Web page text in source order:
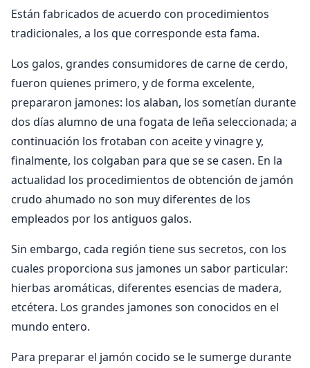
Están fabricados de acuerdo con procedimientos
tradicionales, a los que corresponde esta fama.
Los galos, grandes consumidores de carne de cerdo,
fueron quienes primero, y de forma excelente,
prepararon jamones: los alaban, los sometían durante
dos días alumno de una fogata de leña seleccionada; a
continuación los frotaban con aceite y vinagre y,
finalmente, los colgaban para que se se casen. En la
actualidad los procedimientos de obtención de jamón
crudo ahumado no son muy diferentes de los
empleados por los antiguos galos.
Sin embargo, cada región tiene sus secretos, con los
cuales proporciona sus jamones un sabor particular:
hierbas aromáticas, diferentes esencias de madera,
etcétera. Los grandes jamones son conocidos en el
mundo entero.
Para preparar el jamón cocido se le sumerge durante